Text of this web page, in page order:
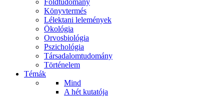
Földtudomány
Könyvtermés
Lélektani lelemények
Ökológia
Orvosbiológia
Pszichológia
Társadalomtudomány
Történelem
Témák
Mind
A hét kutatója